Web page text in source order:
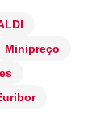
Minipreço